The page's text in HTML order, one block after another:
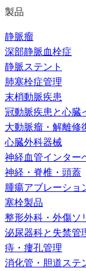
製品
静脈瘤
深部静脈血栓症
静脈ステント
肺塞栓症管理
末梢動脈疾患
冠動脈疾患と心臓
大動脈瘤・解離修
心臓外科器械
神経血管インター
神経・脊椎・頭蓋
腫瘍アブレーショ
塞栓製品
整形外科・外傷ソ
泌尿器科と失禁管
痔・瘻孔管理
消化管・胆道ステ